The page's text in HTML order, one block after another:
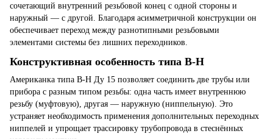
сочетающий внутренний резьбовой конец с одной стороны и
наружный — с другой. Благодаря асимметричной конструкции он
обеспечивает переход между разнотипными резьбовыми
элементами системы без лишних переходников.
Конструктивная особенность типа В-Н
Американка типа В-Н Ду 15 позволяет соединить две трубы или
прибора с разным типом резьбы: одна часть имеет внутреннюю
резьбу (муфтовую), другая — наружную (ниппельную). Это
устраняет необходимость применения дополнительных переходных
ниппелей и упрощает трассировку трубопровода в стеснённых